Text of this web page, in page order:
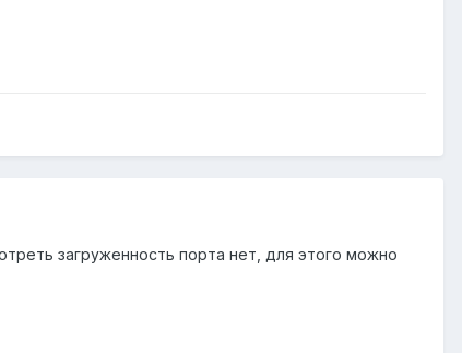
загруженность порта нет, для этого можно